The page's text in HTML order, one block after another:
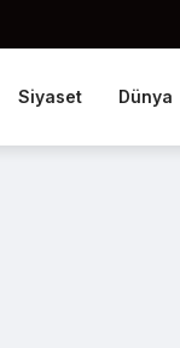
Siyaset Dünya